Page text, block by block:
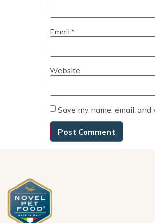
Email *
Website
Save my name, email,